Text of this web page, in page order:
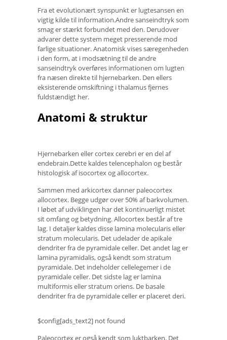
Fra et evolutionært synspunkt er lugtesansen en
vigtig kilde til information.Andre sanseindtryk som
smag er stærkt forbundet med den. Derudover
advarer dette system meget presserende mod
farlige situationer. Anatomisk vises særegenheden
i den form, at i modsætning til de andre
sanseindtryk overføres informationen om lugten
fra næsen direkte til hjernebarken. Den ellers
eksisterende omskiftning i thalamus fjernes
fuldstændigt her.
Anatomi & struktur
Hjernebarken eller cortex cerebri er en del af
endebrain.Dette kaldes telencephalon og består
histologisk af isocortex og allocortex.
Sammen med arkicortex danner paleocortex
allocortex. Begge udgør over 50% af barkvolumen.
I løbet af udviklingen har det kontinuerligt mistet
sit omfang og betydning. Allocortex består af tre
lag. I detaljer kaldes disse lamina molecularis eller
stratum molecularis. Det udelader de apikale
dendriter fra de pyramidale celler. Det andet lag er
lamina pyramidalis, også kendt som stratum
pyramidale. Det indeholder cellelegemer i de
pyramidale celler. Det sidste lag er lamina
multiformis eller stratum oriens. De basale
dendriter fra de pyramidale celler er placeret deri.
$config[ads_text2] not found
Paleocortex er også kendt som luktbarken. Det